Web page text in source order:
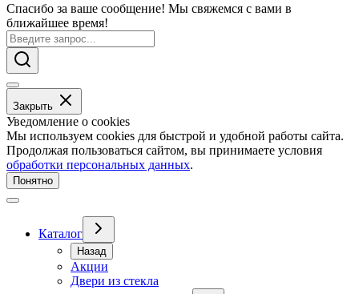
Спасибо за ваше сообщение! Мы свяжемся с вами в
ближайшее время!
Закрыть
Уведомление о cookies
Мы используем cookies для быстрой и удобной работы сайта.
Продолжая пользоваться сайтом, вы принимаете условия
обработки персональных данных.
Понятно
Каталог
Назад
Акции
Двери из стекла